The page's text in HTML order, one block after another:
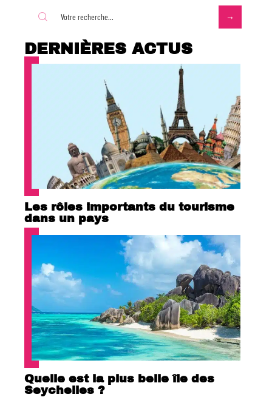
DERNIÈRES ACTUS
Les rôles importants du tourisme
dans un pays
Quelle est la plus belle île des
Seychelles ?